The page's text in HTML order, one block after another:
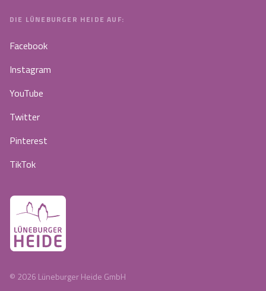
DIE LÜNEBURGER HEIDE AUF:
Facebook
Instagram
YouTube
Twitter
Pinterest
TikTok
© 2026 Lüneburger Heide GmbH